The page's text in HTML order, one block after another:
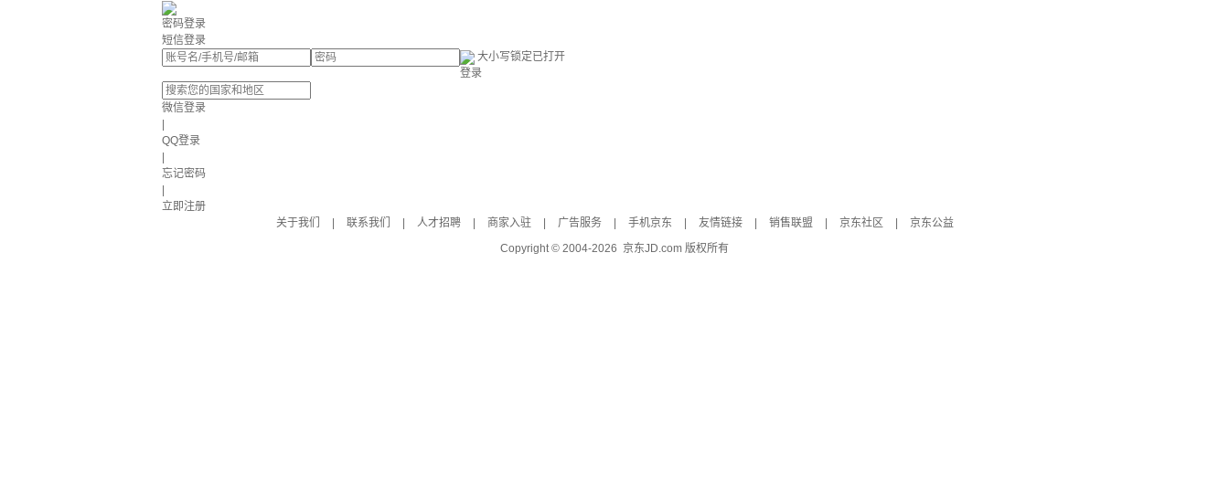
密码登录
短信登录
大小写锁定已打开
登录
微信登录
QQ登录
忘记密码
立即注册
关于我们
联系我们 人才招聘 商家入驻 广告服务 手机京东 友情链接 销售联盟 京东社区
京东公益
Copyright © 2004-2026 京东JD.com 版权所有